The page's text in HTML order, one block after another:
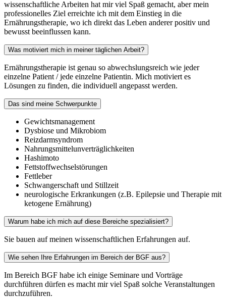
wissenschaftliche Arbeiten hat mir viel Spaß gemacht, aber mein
professionelles Ziel erreichte ich mit dem Einstieg in die
Ernährungstherapie, wo ich direkt das Leben anderer positiv und
bewusst beeinflussen kann.
Was motiviert mich in meiner täglichen Arbeit?
Ernährungstherapie ist genau so abwechslungsreich wie jeder
einzelne Patient / jede einzelne Patientin. Mich motiviert es
Lösungen zu finden, die individuell angepasst werden.
Das sind meine Schwerpunkte
Gewichtsmanagement
Dysbiose und Mikrobiom
Reizdarmsyndrom
Nahrungsmittelunverträglichkeiten
Hashimoto
Fettstoffwechselstörungen
Fettleber
Schwangerschaft und Stillzeit
neurologische Erkrankungen (z.B. Epilepsie und Therapie mit
ketogene Ernährung)
Warum habe ich mich auf diese Bereiche spezialisiert?
Sie bauen auf meinen wissenschaftlichen Erfahrungen auf.
Wie sehen Ihre Erfahrungen im Bereich der BGF aus?
Im Bereich BGF habe ich einige Seminare und Vorträge
durchführen dürfen es macht mir viel Spaß solche Veranstaltungen
durchzuführen.